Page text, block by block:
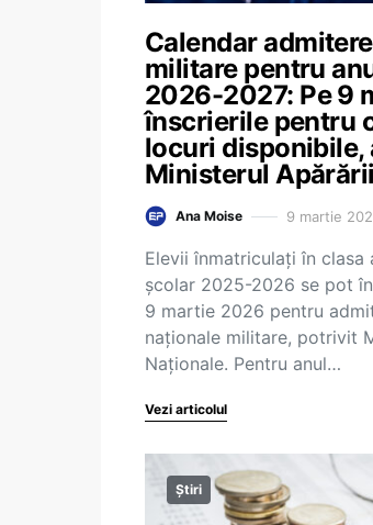
Calendar
militare pentru
2026-2027: Pe 9
înscrierile pentru
locuri disponibile,
Ministerul
Ana Moise 9 martie
Elevii înmatriculați în clasa
școlar 2025-2026 se pot
9 martie 2026 pentru
naționale militare, potrivit
Naționale. Pentru anul…
Vezi articolul
Știri